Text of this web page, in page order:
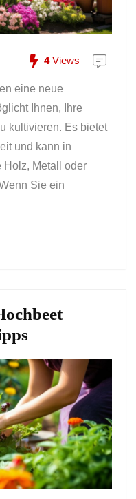
4Views
eine neue
Ihnen, Ihre
kultivieren. Es bietet
und kann in
Holz, Metall oder
Sie ein